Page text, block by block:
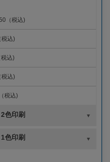
（税込)
込)
込)
込)
税込)
色印刷
色印刷